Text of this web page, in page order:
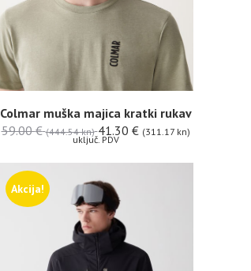
Colmar muška majica kratki rukav
59.00€ (444.54 kn) 41.30 € (311.17 kn)
uključ. PDV
Akcija!